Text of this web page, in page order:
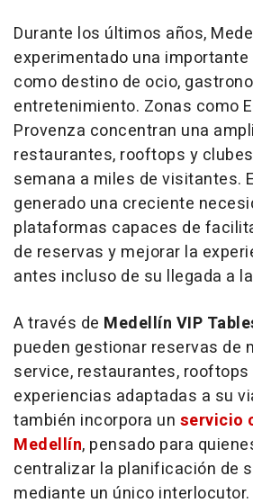
Durante los últimos años,
experimentado una
como destino de ocio,
entretenimiento. Zonas como
Provenza concentran una
restaurantes, rooftops y
semana a miles de visitantes.
generado una creciente
plataformas capaces de
de reservas y mejorar la
antes incluso de su llegada a
A través de Medellín VIP
pueden gestionar reservas de
service, restaurantes,
experiencias adaptadas a su
también incorpora un servicio
Medellín, pensado para
centralizar la planificación de
mediante un único